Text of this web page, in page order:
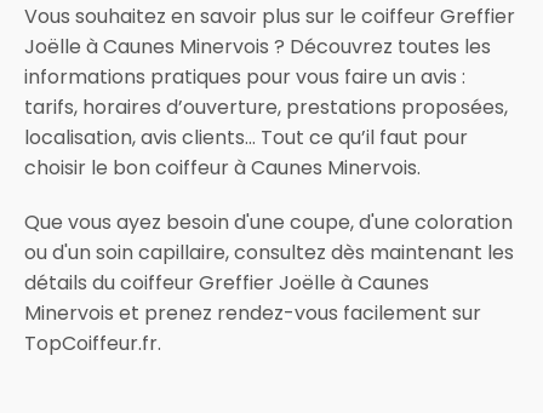
Vous souhaitez en savoir plus sur le coiffeur Greffier
Joëlle à Caunes Minervois ? Découvrez toutes les
informations pratiques pour vous faire un avis :
tarifs, horaires d’ouverture, prestations proposées,
localisation, avis clients… Tout ce qu’il faut pour
choisir le bon coiffeur à Caunes Minervois.
Que vous ayez besoin d'une coupe, d'une coloration
ou d'un soin capillaire, consultez dès maintenant les
détails du coiffeur Greffier Joëlle à Caunes
Minervois et prenez rendez-vous facilement sur
TopCoiffeur.fr.